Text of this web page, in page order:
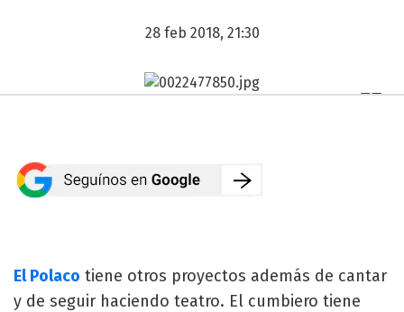
28 feb 2018, 21:30
El Polaco tiene otros proyectos además de cantar
y de seguir haciendo teatro. El cumbiero tiene